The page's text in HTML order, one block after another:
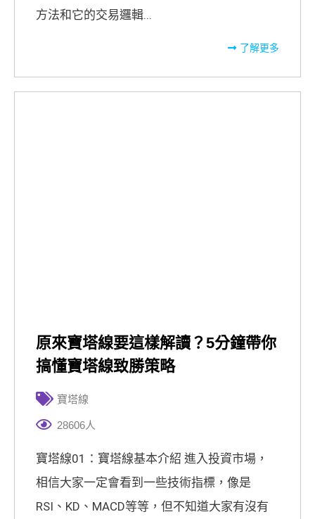
方法和它的交易邏輯...
了解更多
原來寶塔線要這樣解讀？5分鐘帶你
搞懂寶塔線致勝策略
寶塔線
28606人
寶塔線01：寶塔線基本介紹 進入投資市場，
相信大家一定會看到一些技術指標，像是
RSI、KD、MACD等等，但不知道大家有沒有